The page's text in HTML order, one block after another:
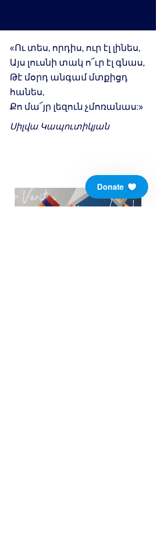
«Ու տես, որդիս, ուր էլ լինես,
Այս լուսնի տակ ո՜ւր էլ գնաս,
Թէ մօրդ անգամ մտքիցդ
հանես,
Քո մա՜յր լեզուն չմոռանաս:»
Սիլվա Կապուտիկյան
Donate